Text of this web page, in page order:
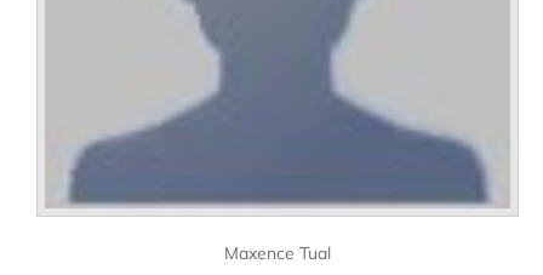
Maxence Tual